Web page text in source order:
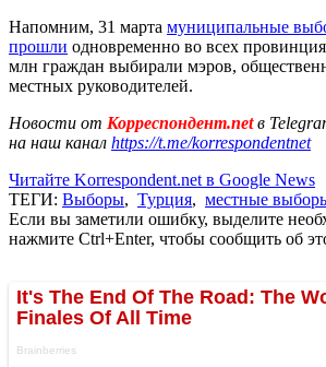
Напомним, 31 марта муниципальные
прошли одновременно во всех
млн граждан выбирали мэров,
местных руководителей.
Новости от Корреспондент.netв
на наш канал https://t.me/korrespondentnet
Читайте Korrespondent.net в Google News
ТЕГИ: Выборы, Турция, местные
Если вы заметили ошибку, выделите
нажмите Ctrl+Enter, чтобы сообщить об